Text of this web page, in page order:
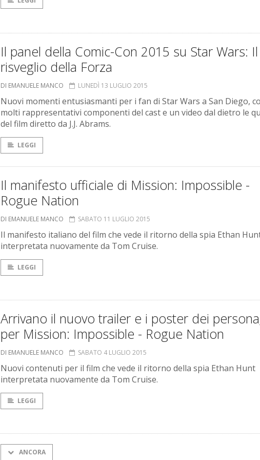
Il panel della Comic-Con 2015 su Star Wars: Il
risveglio della Forza
DI EMANUELE MANCO LUNEDÌ 13 LUGLIO 2015
Nuovi momenti entusiasmanti per i fan di Star Wars a San Diego,
molti rappresentativi componenti del cast e un video dal dietro le
del film diretto da J.J. Abrams.
LEGGI
Il manifesto ufficiale di Mission: Impossible -
Rogue Nation
DI EMANUELE MANCO SABATO 11 LUGLIO 2015
Il manifesto italiano del film che vede il ritorno della spia Ethan
interpretata nuovamente da Tom Cruise.
LEGGI
Arrivano il nuovo trailer e i poster dei
per Mission: Impossible - Rogue Nation
DI EMANUELE MANCO SABATO 4 LUGLIO 2015
Nuovi contenuti per il film che vede il ritorno della spia Ethan Hunt
interpretata nuovamente da Tom Cruise.
LEGGI
ANCORA